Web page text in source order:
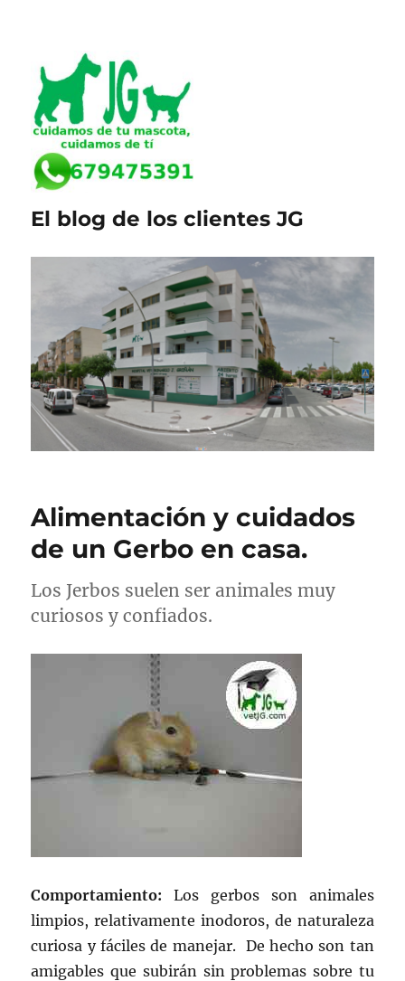
El blog de los clientes JG
Alimentación y cuidados
de un Gerbo en casa.
Los Jerbos suelen ser animales muy
curiosos y confiados.
Comportamiento:Los gerbos son animales
limpios, relativamente inodoros, de naturaleza
curiosa y fáciles de manejar. De hecho son tan
amigables que subirán sin problemas sobre tu